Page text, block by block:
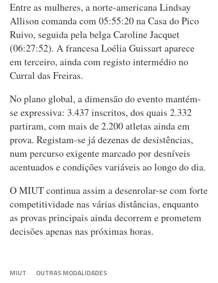
Entre as mulheres, a norte-americana Lindsay
Allison comanda com 05:55:20 na Casa do Pico
Ruivo, seguida pela belga Caroline Jacquet
(06:27:52). A francesa Loélia Guissart aparece
em terceiro, ainda com registo intermédio no
Curral das Freiras.
No plano global, a dimensão do evento mantém-
se expressiva: 3.437 inscritos, dos quais 2.332
partiram, com mais de 2.200 atletas ainda em
prova. Registam-se já dezenas de desistências,
num percurso exigente marcado por desníveis
acentuados e condições variáveis ao longo do dia.
O MIUT continua assim a desenrolar-se com forte
competitividade nas várias distâncias, enquanto
as provas principais ainda decorrem e prometem
decisões apenas nas próximas horas.
MIUT OUTRAS MODALIDADES